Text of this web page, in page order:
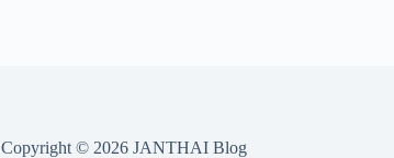
Copyright © 2026 JANTHAI Blog